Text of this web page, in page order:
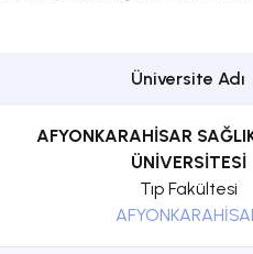
Üniversite Adı
AFYONKARAHİSAR
ÜNİVERSİTESİ
Tıp Fakültesi